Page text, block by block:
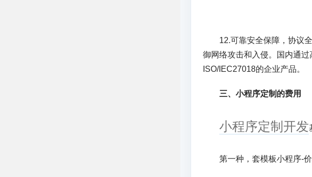
12.可靠安全保障，协议全
御网络攻击和入侵。国内通
ISO/IEC27018的企业产品。
三、小程序定制的费用
小程序定制开发
第一种，套模板小程序-价